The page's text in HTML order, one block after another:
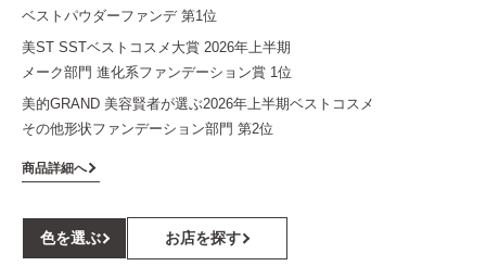
ベストパウダーファンデ 第1位
美ST SSTベストコスメ大賞 2026年上半期
メーク部門 進化系ファンデーション賞 1位
美的GRAND 美容賢者が選ぶ2026年上半期ベストコスメ
その他形状ファンデーション部門 第2位
商品詳細へ
色を選ぶ お店を探す